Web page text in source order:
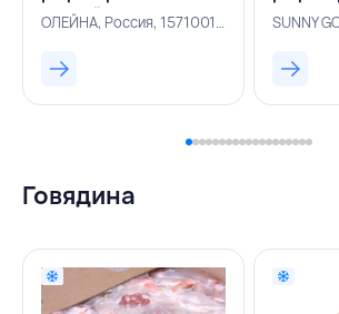
л,ОЛЕЙНА,РОССИЯ
ОЛЕЙНА, Россия, 157100115
л/920
Говядина